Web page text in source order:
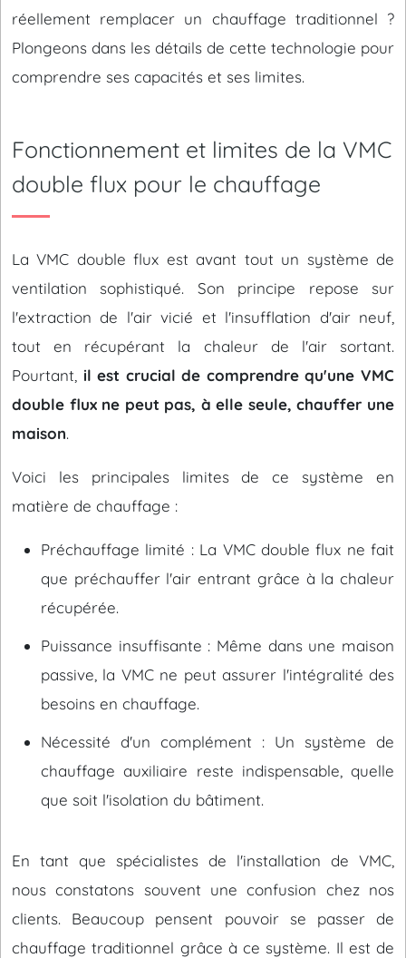
réellement remplacer un chauffage traditionnel ?
Plongeons dans les détails de cette technologie pour
comprendre ses capacités et ses limites.
Fonctionnement et limites de la VMC
double flux pour le chauffage
La VMC double flux est avant tout un système de
ventilation sophistiqué. Son principe repose sur
l'extraction de l'air vicié et l'insufflation d'air neuf,
tout en récupérant la chaleur de l'air sortant.
Pourtant, il est crucial de comprendre qu'une VMC
double flux ne peut pas, à elle seule, chauffer une
maison.
Voici les principales limites de ce système en
matière de chauffage :
Préchauffage limité : La VMC double flux ne fait
que préchauffer l'air entrant grâce à la chaleur
récupérée.
Puissance insuffisante : Même dans une maison
passive, la VMC ne peut assurer l'intégralité des
besoins en chauffage.
Nécessité d'un complément : Un système de
chauffage auxiliaire reste indispensable, quelle
que soit l'isolation du bâtiment.
En tant que spécialistes de l'installation de VMC,
nous constatons souvent une confusion chez nos
clients. Beaucoup pensent pouvoir se passer de
chauffage traditionnel grâce à ce système. Il est de